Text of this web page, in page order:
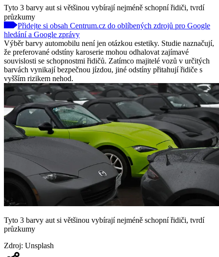
Tyto 3 barvy aut si většinou vybírají nejméně schopní řidiči, tvrdí
průzkumy
Přidejte si obsah Centrum.cz do oblíbených zdrojů pro Google
hledání a Google zprávy
Výběr barvy automobilu není jen otázkou estetiky. Studie naznačují,
že preferované odstíny karoserie mohou odhalovat zajímavé
souvislosti se schopnostmi řidičů. Zatímco majitelé vozů v určitých
barvách vynikají bezpečnou jízdou, jiné odstíny přitahují řidiče s
vyšším rizikem nehod.
Tyto 3 barvy aut si většinou vybírají nejméně schopní řidiči, tvrdí
průzkumy
Zdroj: Unsplash